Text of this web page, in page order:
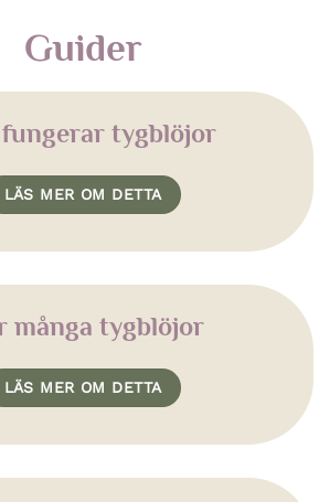
Guider
tygblöjor
LÄS MER OM DETTA
många tygblöjor
LÄS MER OM DETTA